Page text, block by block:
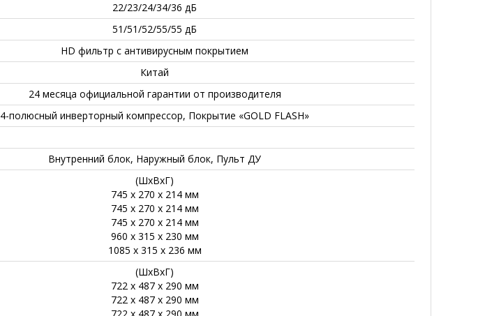
22/23/24/34/36 дБ
51/51/52/55/55 дБ
HD фильтр с антивирусным покрытием
Китай
24 месяца официальной гарантии от производителя
4-полюсный инверторный компрессор, Покрытие «GOLD FLASH»
Внутренний блок, Наружный блок, Пульт ДУ
(ШхВхГ)
745 x 270 x 214 мм
745 x 270 x 214 мм
745 x 270 x 214 мм
960 x 315 x 230 мм
1085 x 315 x 236 мм
(ШхВхГ)
722 x 487 x 290 мм
722 x 487 x 290 мм